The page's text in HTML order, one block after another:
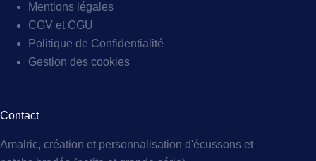
Mentions légales
CGV et CGU
Politique de Confidentialité
Gestion des cookies
Contact
Amalric, création et personnalisation d'écussons et